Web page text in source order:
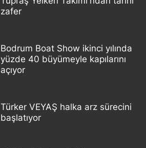
zafer
Bodrum Boat Show ikinci yılında
yüzde 40 büyümeyle kapılarını
açıyor
Türker VEYAŞ halka arz sürecini
başlatıyor